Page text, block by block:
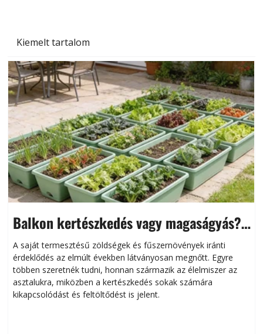
Kiemelt tartalom
Balkon kertészkedés vagy magaságyás?
Helytakarékos kertészkedés
A saját termesztésű zöldségek és fűszernövények iránti
érdeklődés az elmúlt években látványosan megnőtt. Egyre
többen szeretnék tudni, honnan származik az élelmiszer az
asztalukra, miközben a kertészkedés sokak számára
kikapcsolódást és feltöltődést is jelent.